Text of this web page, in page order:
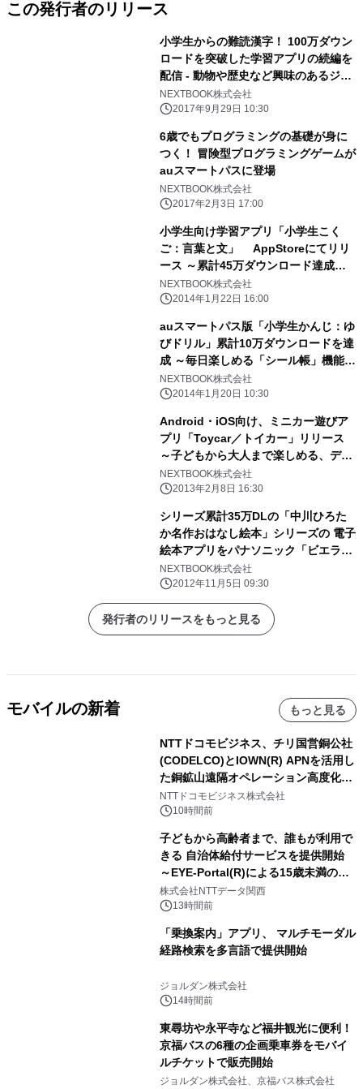
この発行者のリリース
小学生からの難読漢字！ 100万ダウン
ロードを突破した学習アプリの続編を
配信 - 動物や歴史など興味のあるジャ
ンルだから勉強がすすむ！ -
NEXTBOOK株式会社
2017年9月29日 10:30
6歳でもプログラミングの基礎が身に
つく！ 冒険型プログラミングゲームが
auスマートパスに登場
NEXTBOOK株式会社
2017年2月3日 17:00
小学生向け学習アプリ「小学生こく
ご：言葉と文」 AppStoreにてリリ
ース ～累計45万ダウンロード達成し
た「ゆびドリルシリーズ」姉妹アプリ
～
NEXTBOOK株式会社
2014年1月22日 16:00
auスマートパス版「小学生かんじ：ゆ
びドリル」累計10万ダウンロードを達
成 ～毎日楽しめる「シール帳」機能も
実装～
NEXTBOOK株式会社
2014年1月20日 10:30
Android・iOS向け、ミニカー遊びア
プリ「Toycar／トイカー」リリース
～子どもから大人まで楽しめる、デバ
イス間で通信も～
NEXTBOOK株式会社
2013年2月8日 16:30
シリーズ累計35万DLの「中川ひろた
か名作おはなし絵本」シリーズの 電子
絵本アプリをパナソニック「ビエラ・
コネクト」で配信開始
NEXTBOOK株式会社
2012年11月5日 09:30
発行者のリリースをもっと見る
モバイルの新着 もっと見る
NTTドコモビジネス、チリ国営銅公社
(CODELCO)とIOWN(R) APNを活用し
た銅鉱山遠隔オペレーション高度化に
向けた調査・実証を開始
NTTドコモビジネス株式会社
10時間前
子どもから高齢者まで、誰もが利用で
きる 自治体給付サービスを提供開始
～EYE-Portal(R)による15歳未満の本
人認証と デジタルデバイド対策で実現
～
株式会社NTTデータ関西
13時間前
「乗換案内」アプリ、 マルチモーダル
経路検索を多言語で提供開始
ジョルダン株式会社
14時間前
東尋坊や永平寺など福井観光に便利！
京福バスの6種の企画乗車券をモバイ
ルチケットで販売開始
ジョルダン株式会社、京福バス株式会社